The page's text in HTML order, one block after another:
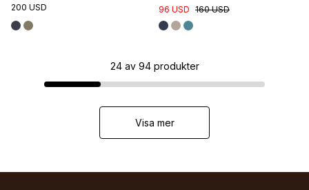
200 USD 96 USD 160 USD
24 av 94 produkter
Visa mer